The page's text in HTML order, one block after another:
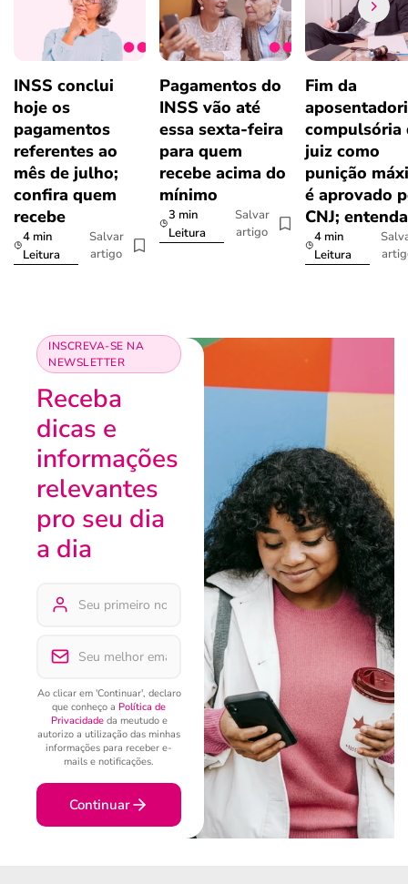
INSS conclui
hoje os
pagamentos
referentes ao
mês de julho;
confira quem
recebe
4 min
Leitura
Salvar
artigo
Pagamentos do
INSS vão até
essa sexta-feira
para quem
recebe acima do
mínimo
3 min
Leitura
Salvar
artigo
Fim da
compulsória
juiz como
punição
é aprovado
CNJ; entenda
4 min
Leitura
INSCREVA-SE NA
NEWSLETTER
Receba
dicas e
informações
relevantes
pro seu dia
a dia
Ao clicar em 'Continuar', declaro
que conheço a Política de
Privacidadeda meutudo e
autorizo a utilização das minhas
informações para receber e-
mails e notificações.
Continuar